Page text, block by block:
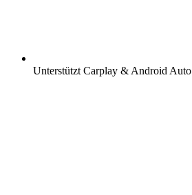
Unterstützt Carplay & Android Auto